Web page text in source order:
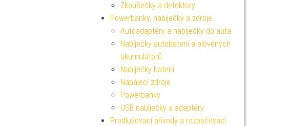
Zkoušečky a detektory
Powerbanky, nabíječky a zdroje
Autoadaptéry a nabíječky do auta
Nabíječky autobaterií a olověných
akumulátorů
Nabíječky baterií
Napájecí zdroje
Powerbanky
USB nabíječky a adaptéry
Prodlužovací přívody a rozbočovací